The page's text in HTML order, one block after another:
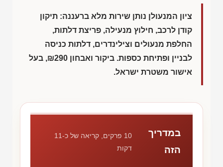
ציון המנעולן נותן שירות מלא ברעננה: תיקון
קודן לרכב, חילוץ מנעילה, פריצת דלתות,
החלפת מנעולים וצילינדרים, דלתות כניסה
לבניין ופתיחת כספות. ביקור ואבחון ₪290, בעל
אישור משטרת ישראל.
במדריך
הזה
10 פרקים, קריאה של כ-11
דקות